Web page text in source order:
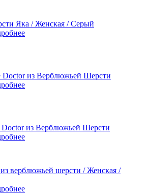
Яка / Женская / Серый
из Верблюжьей Шерсти
из Верблюжьей Шерсти
верблюжьей шерсти / Женская /